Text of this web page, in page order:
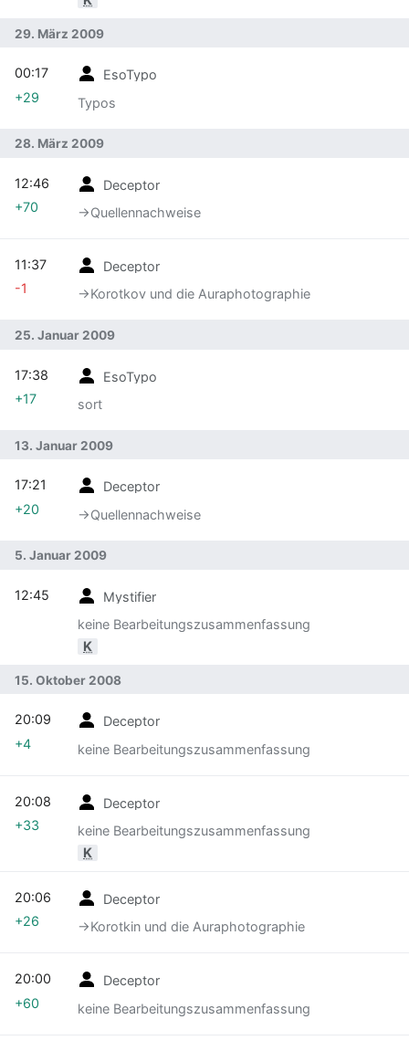
29. März 2009
EsoTypo
Typos
00:17
+29
28. März 2009
Deceptor
→‎Quellennachweise
12:46
+70
Deceptor
→‎Korotkov und die Auraphotographie
11:37
-1
25. Januar 2009
EsoTypo
sort
17:38
+17
13. Januar 2009
Deceptor
→‎Quellennachweise
17:21
+20
5. Januar 2009
Mystifier
keine Bearbeitungszusammenfassung
K
12:45
15. Oktober 2008
Deceptor
keine Bearbeitungszusammenfassung
20:09
+4
Deceptor
keine Bearbeitungszusammenfassung
K
20:08
+33
Deceptor
→‎Korotkin und die Auraphotographie
20:06
+26
Deceptor
keine Bearbeitungszusammenfassung
20:00
+60